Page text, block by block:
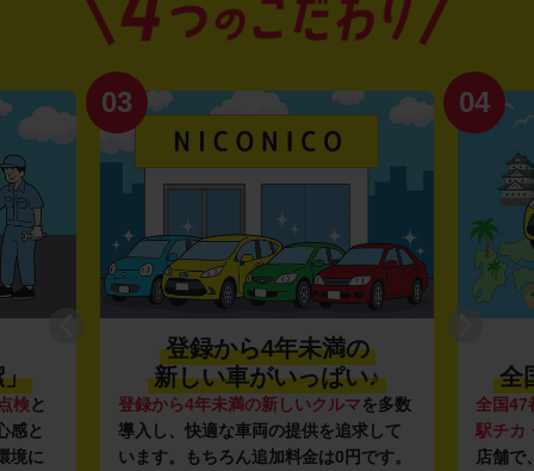
」
検と
感と
境に
03
登録から4年未満の
新しい車がいっぱい♪
登録から4年未満の新しいクルマを多数
導入し、快適な車両の提供を追求して
います。もちろん追加料金は0円です。
04
全
全国47
駅チカ
店舗で